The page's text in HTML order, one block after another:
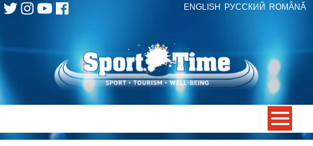
ENGLISH РУССКИЙ ROMÂNĂ
Skip
content